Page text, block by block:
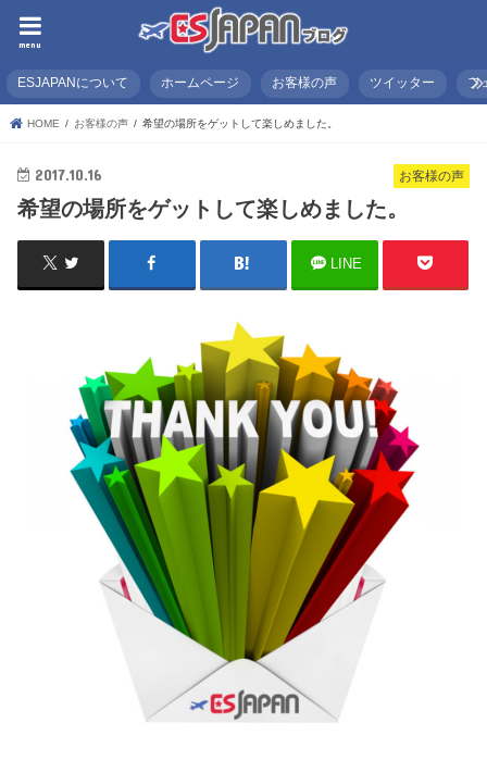
menu
ESJAPANについて ホームページ お客様の声 ツイッター フ
HOME お客様の声 希望の場所をゲットして楽しめました。
お客様の声
2017.10.16
希望の場所をゲットして楽しめました。
LINE